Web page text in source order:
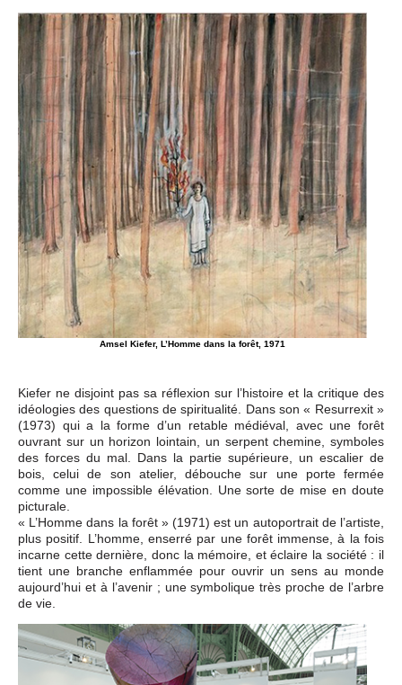
Amsel Kiefer, L’Homme dans la forêt, 1971
Kiefer ne disjoint pas sa réflexion sur l’histoire et la critique des
idéologies des questions de spiritualité. Dans son « Resurrexit »
(1973) qui a la forme d’un retable médiéval, avec une forêt
ouvrant sur un horizon lointain, un serpent chemine, symboles
des forces du mal. Dans la partie supérieure, un escalier de
bois, celui de son atelier, débouche sur une porte fermée
comme une impossible élévation. Une sorte de mise en doute
picturale.
« L’Homme dans la forêt » (1971) est un autoportrait de l’artiste,
plus positif. L’homme, enserré par une forêt immense, à la fois
incarne cette dernière, donc la mémoire, et éclaire la société : il
tient une branche enflammée pour ouvrir un sens au monde
aujourd’hui et à l’avenir ; une symbolique très proche de l’arbre
de vie.